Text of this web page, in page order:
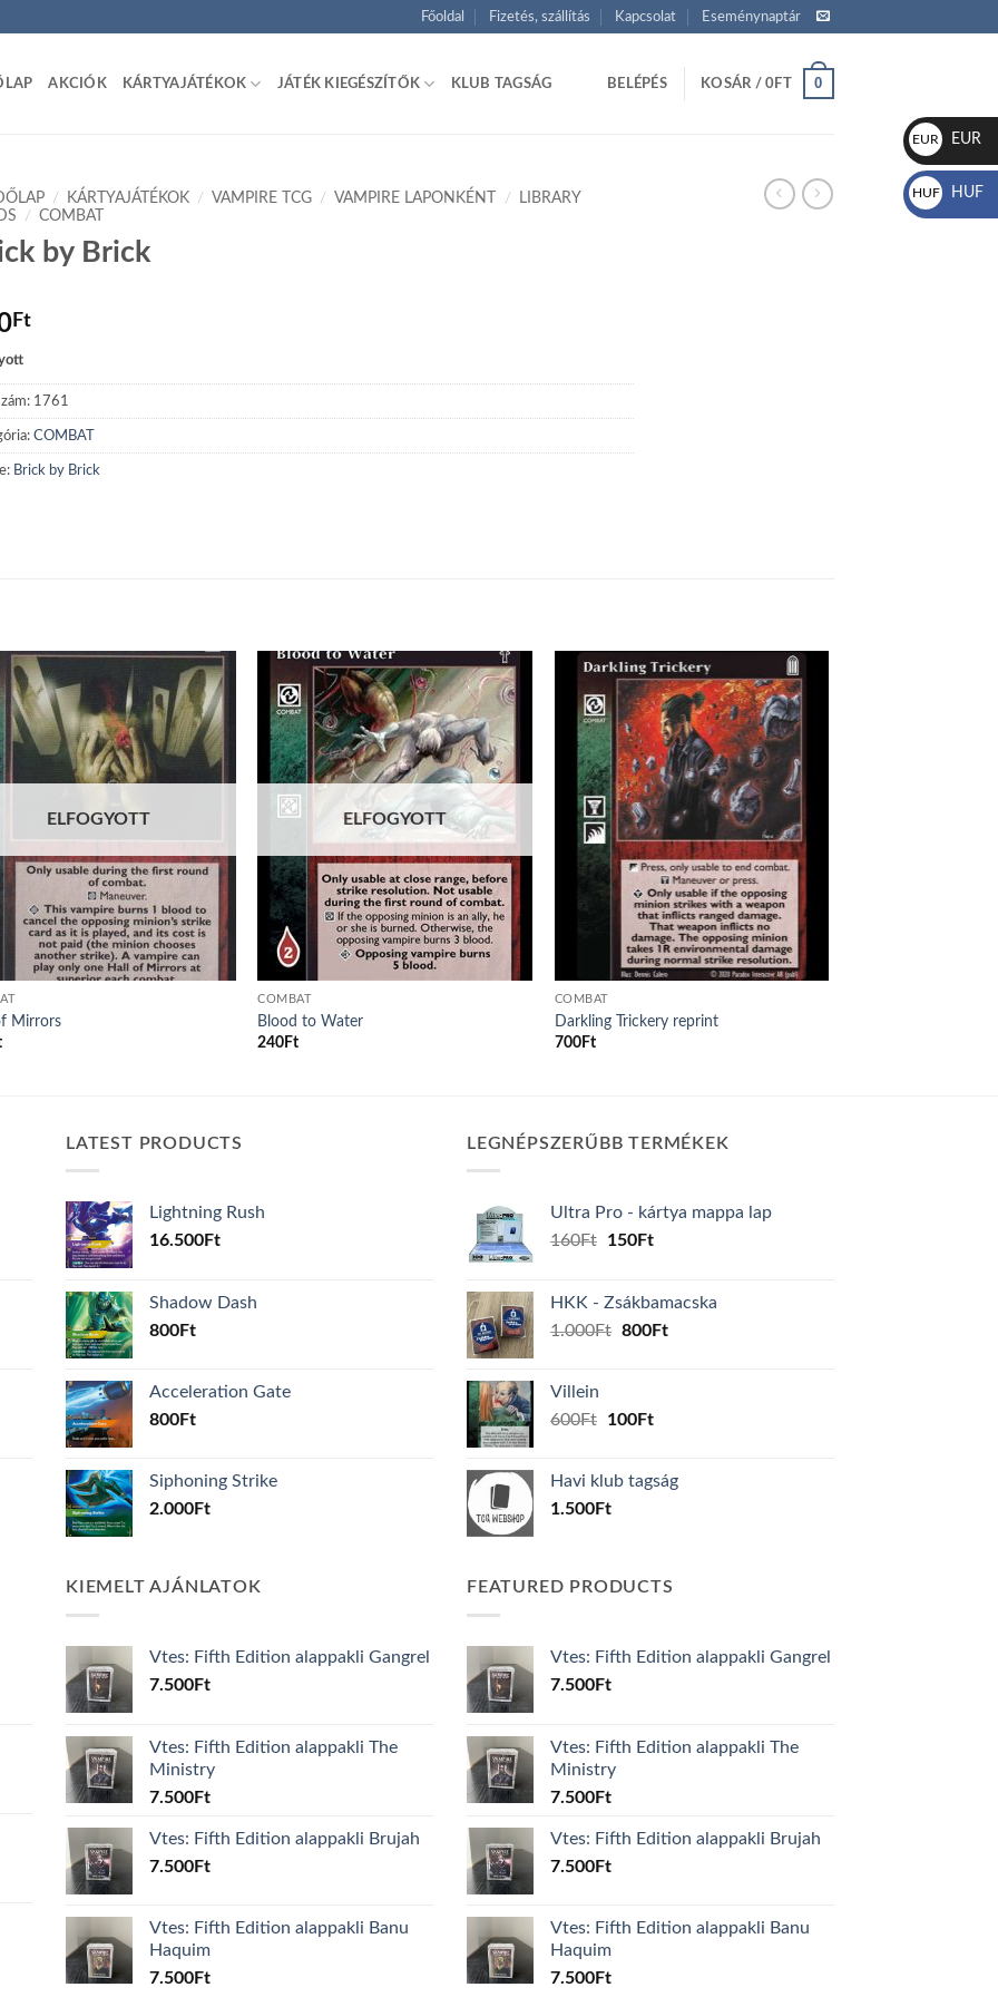
Főoldal Fizetés, szállítás Kapcsolat Eseménynaptár
AKCIÓK KÁRTYAJÁTÉKOK JÁTÉK KIEGÉSZÍTŐK KLUB TAGSÁG BELÉPÉS KOSÁR /0FT 0
/ KÁRTYAJÁTÉKOK / VAMPIRE TCG / VAMPIRE LAPONKÉNT /
LIBRARY
/ COMBAT
by Brick
Ft
1761
COMBAT
Brick by Brick
Add to
wishlist
ELFOGYOTT
Mirrors
Add to
wishlist
ELFOGYOTT
COMBAT
Blood to Water
240 Ft
Add to
wishlist
COMBAT
Darkling Trickery reprint
700Ft
LATEST PRODUCTS
Lightning Rush
16.500Ft
Shadow Dash
800Ft
Acceleration Gate
800Ft
Siphoning Strike
2.000Ft
LEGNÉPSZERŰBB TERMÉKEK
Ultra Pro - kártya mappa lap
160Ft
Original
160Ft.
150FtCurrent
150Ft.
HKK - Zsákbamacska
1.000Ft Original
800FtCurrent
Villein
600Ft
Original
600Ft.
100FtCurrent
100Ft.
Havi klub tagság
1.500Ft
KIEMELT AJÁNLATOK
Vtes: Fifth Edition alappakli Gangrel
7.500Ft
Vtes: Fifth Edition alappakli The
Ministry
7.500Ft
Vtes: Fifth Edition alappakli Brujah
7.500Ft
Vtes: Fifth Edition alappakli Banu
Haquim
7.500Ft
FEATURED PRODUCTS
Vtes: Fifth Edition alappakli Gangrel
7.500Ft
Vtes: Fifth Edition alappakli The
Ministry
7.500Ft
Vtes: Fifth Edition alappakli Brujah
7.500Ft
Vtes: Fifth Edition alappakli Banu
Haquim
7.500Ft
EUR
€
EUR
HUF
Ft
HUF